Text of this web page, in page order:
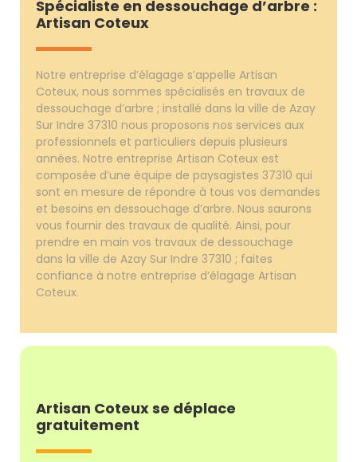
Spécialiste en dessouchage d’arbre :
Artisan Coteux
Notre entreprise d’élagage s’appelle Artisan
Coteux, nous sommes spécialisés en travaux de
dessouchage d’arbre ; installé dans la ville de Azay
Sur Indre 37310 nous proposons nos services aux
professionnels et particuliers depuis plusieurs
années. Notre entreprise Artisan Coteux est
composée d’une équipe de paysagistes 37310 qui
sont en mesure de répondre à tous vos demandes
et besoins en dessouchage d’arbre. Nous saurons
vous fournir des travaux de qualité. Ainsi, pour
prendre en main vos travaux de dessouchage
dans la ville de Azay Sur Indre 37310 ; faites
confiance à notre entreprise d’élagage Artisan
Coteux.
Artisan Coteux se déplace
gratuitement